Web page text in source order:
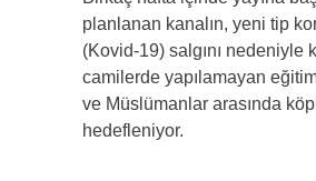
planlanan kanalın, yeni tip
(Kovid-19) salgını nedeniyle
camilerde yapılamayan
ve Müslümanlar arasında
hedefleniyor.